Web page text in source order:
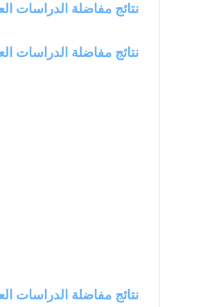
نتائج مفاضلة الدراسات
نتائج مفاضلة الدراسات
نتائج مفاضلة الدراسات